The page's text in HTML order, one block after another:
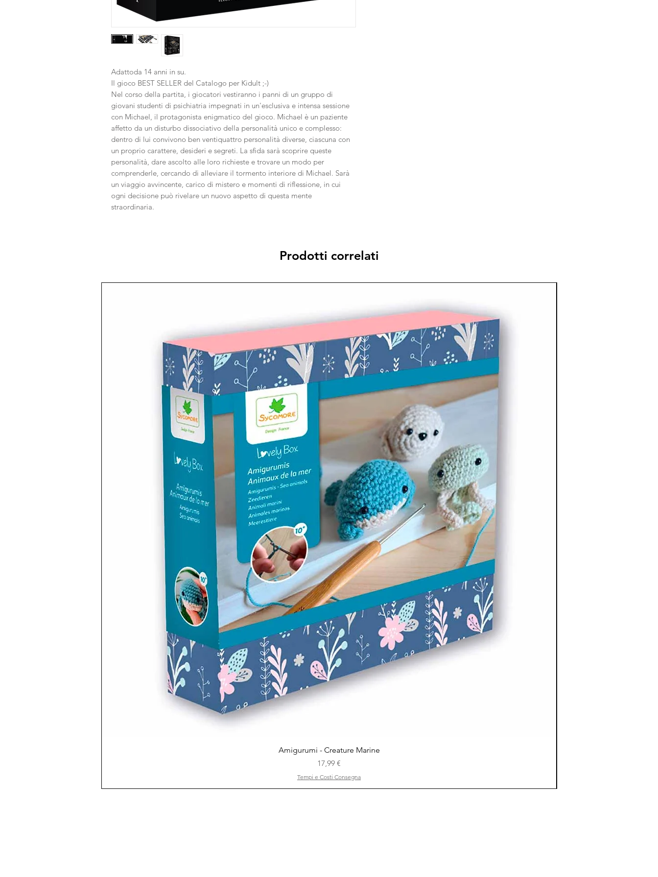
Adattoda 14 anni in su.
Il gioco BEST SELLER del Catalogo per Kidult ;-)
Nel corso della partita, i giocatori vestiranno i panni di un gruppo di
giovani studenti di psichiatria impegnati in un'esclusiva e intensa sessione
con Michael, il protagonista enigmatico del gioco. Michael è un paziente
affetto da un disturbo dissociativo della personalità unico e complesso:
dentro di lui convivono ben ventiquattro personalità diverse, ciascuna con
un proprio carattere, desideri e segreti. La sfida sarà scoprire queste
personalità, dare ascolto alle loro richieste e trovare un modo per
comprenderle, cercando di alleviare il tormento interiore di Michael. Sarà
un viaggio avvincente, carico di mistero e momenti di riflessione, in cui
ogni decisione può rivelare un nuovo aspetto di questa mente
straordinaria.
Prodotti correlati
Vista rapida
Amigurumi - Creature Marine
Prezzo
17,99 €
Tempi e Costi Consegna